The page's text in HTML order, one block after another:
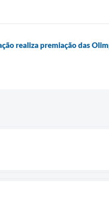
realiza premiação das